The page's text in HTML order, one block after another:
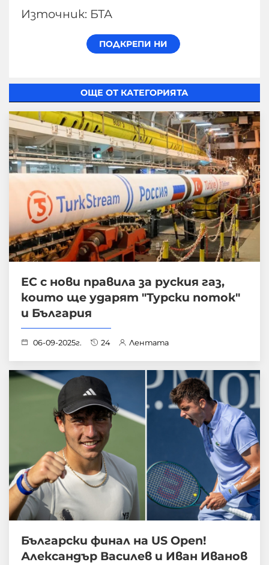
Източник: БТА
ОЩЕ ОТ КАТЕГОРИЯТА
ЕС с нови правила за руския газ,
които ще ударят "Турски поток"
и България
06-09-2025г. 24 Лентата
Български финал на US Open!
Александър Василев и Иван Иванов